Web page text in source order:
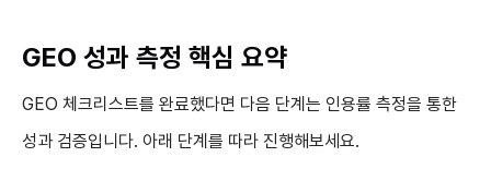
GEO 성과 측정 핵심 요약
GEO 체크리스트를 완료했다면 다음 단계는 인용률 측정을 통한
성과 검증입니다. 아래 단계를 따라 진행해보세요.